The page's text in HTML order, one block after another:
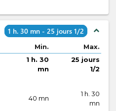
1 h. 30 mn - 25 jours 1/2 expand_less
Min. Max.
1 h. 30
mn
25 jours
1/2
40 mn
1 h. 30
mn